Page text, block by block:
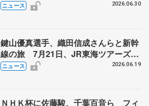
ニュース 2026.06.30
鍵山優真選手、織田信成さんらと新幹
線の旅 7月21日、JR東海ツアーズが
「THE REVUE ON SHINKANSEN」
ニュース 2026.06.19
ＮＨＫ杯に佐藤駿、千葉百音ら フィ